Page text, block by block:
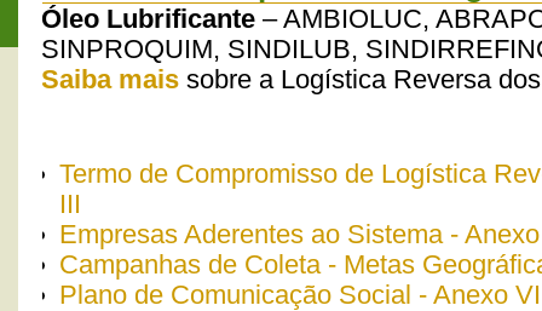
Óleo Lubrificante – AMBIOLUC,
SINPROQUIM, SINDILUB,
Saiba mais sobre a Logística Reversa
Termo de Compromisso de Logística
III
Empresas Aderentes ao Sistema -
Campanhas de Coleta - Metas
Plano de Comunicação Social - Anexo VI